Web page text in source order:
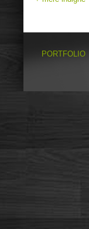
PORTFOLIO